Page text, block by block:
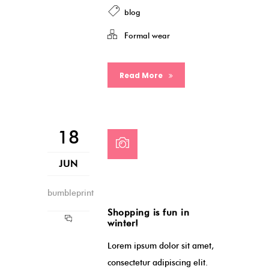
blog
Formal wear
Read More
18
JUN
bumbleprint
Shopping is fun in
winter!
Lorem ipsum dolor sit amet,
consectetur adipiscing elit.